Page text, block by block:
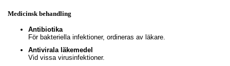
Medicinsk behandling
Antibiotika
För bakteriella infektioner, ordineras av läkare.
Antivirala läkemedel
Vid vissa virusinfektioner.